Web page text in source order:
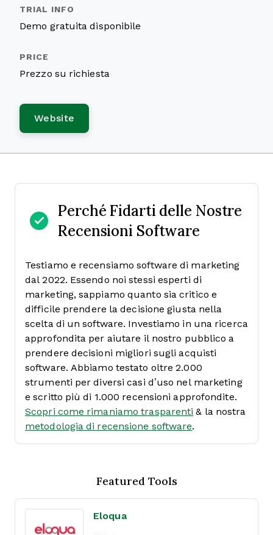
Demo gratuita disponibile
Prezzo su richiesta
Website
Perché Fidarti delle Nostre
Recensioni Software
Testiamo e recensiamo software di marketing
dal 2022. Essendo noi stessi esperti di
marketing, sappiamo quanto sia critico e
difficile prendere la decisione giusta nella
scelta di un software. Investiamo in una ricerca
approfondita per aiutare il nostro pubblico a
prendere decisioni migliori sugli acquisti
software. Abbiamo testato oltre 2.000
strumenti per diversi casi d’uso nel marketing
e scritto più di 1.000 recensioni approfondite.
Scopri come rimaniamo trasparenti & la nostra
metodologia di recensione software.
Featured Tools
Eloqua